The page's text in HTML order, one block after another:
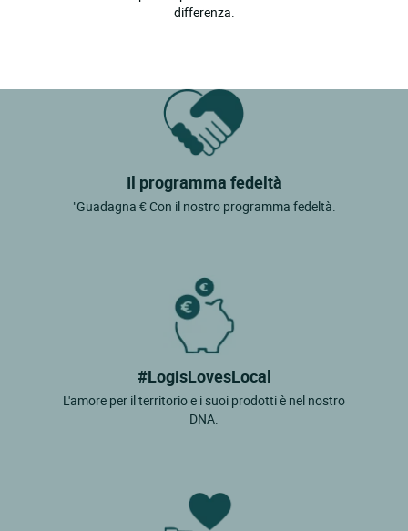
differenza.
Il programma fedeltà
"Guadagna € Con il nostro programma fedeltà.
#LogisLovesLocal
L'amore per il territorio e i suoi prodotti è nel nostro
DNA.